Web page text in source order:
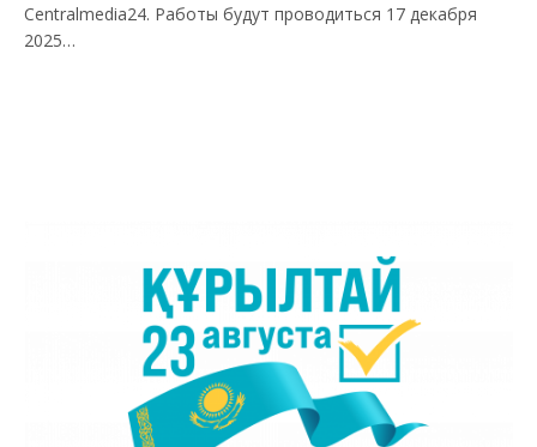
Centralmedia24. Работы будут проводиться 17 декабря
2025…